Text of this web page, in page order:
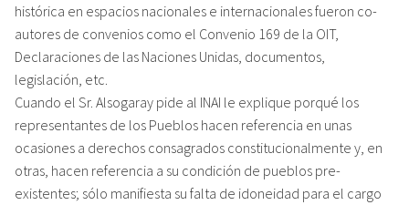
histórica en espacios nacionales e internacionales fueron co-
autores de convenios como el Convenio 169 de la OIT,
Declaraciones de las Naciones Unidas, documentos,
legislación, etc.
Cuando el Sr. Alsogaray pide al INAI le explique porqué los
representantes de los Pueblos hacen referencia en unas
ocasiones a derechos consagrados constitucionalmente y, en
otras, hacen referencia a su condición de pueblos pre-
existentes; sólo manifiesta su falta de idoneidad para el cargo